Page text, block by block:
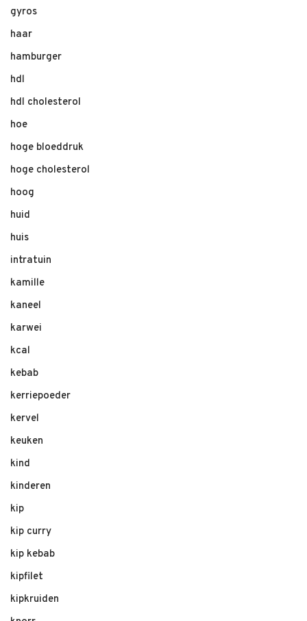
gyros
haar
hamburger
hdl
hdl cholesterol
hoe
hoge bloeddruk
hoge cholesterol
hoog
huid
huis
intratuin
kamille
kaneel
karwei
kcal
kebab
kerriepoeder
kervel
keuken
kind
kinderen
kip
kip curry
kip kebab
kipfilet
kipkruiden